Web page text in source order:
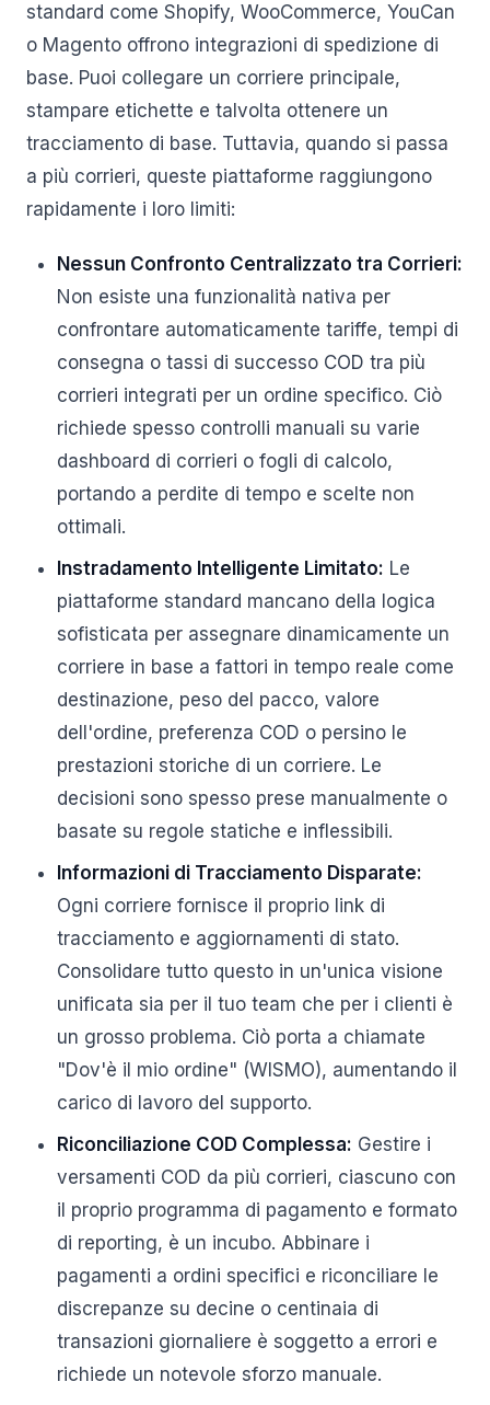
standard come Shopify, WooCommerce, YouCan
o Magento offrono integrazioni di spedizione di
base. Puoi collegare un corriere principale,
stampare etichette e talvolta ottenere un
tracciamento di base. Tuttavia, quando si passa
a più corrieri, queste piattaforme raggiungono
rapidamente i loro limiti:
Nessun Confronto Centralizzato tra Corrieri:
Non esiste una funzionalità nativa per
confrontare automaticamente tariffe, tempi di
consegna o tassi di successo COD tra più
corrieri integrati per un ordine specifico. Ciò
richiede spesso controlli manuali su varie
dashboard di corrieri o fogli di calcolo,
portando a perdite di tempo e scelte non
ottimali.
Instradamento Intelligente Limitato: Le
piattaforme standard mancano della logica
sofisticata per assegnare dinamicamente un
corriere in base a fattori in tempo reale come
destinazione, peso del pacco, valore
dell'ordine, preferenza COD o persino le
prestazioni storiche di un corriere. Le
decisioni sono spesso prese manualmente o
basate su regole statiche e inflessibili.
Informazioni di Tracciamento Disparate:
Ogni corriere fornisce il proprio link di
tracciamento e aggiornamenti di stato.
Consolidare tutto questo in un'unica visione
unificata sia per il tuo team che per i clienti è
un grosso problema. Ciò porta a chiamate
"Dov'è il mio ordine" (WISMO), aumentando il
carico di lavoro del supporto.
Riconciliazione COD Complessa: Gestire i
versamenti COD da più corrieri, ciascuno con
il proprio programma di pagamento e formato
di reporting, è un incubo. Abbinare i
pagamenti a ordini specifici e riconciliare le
discrepanze su decine o centinaia di
transazioni giornaliere è soggetto a errori e
richiede un notevole sforzo manuale.